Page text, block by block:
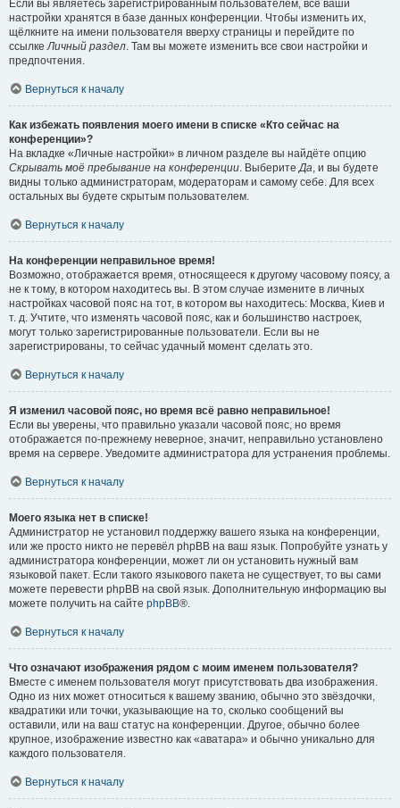
Если вы являетесь зарегистрированным пользователем, все ваши
настройки хранятся в базе данных конференции. Чтобы изменить их,
щёлкните на имени пользователя вверху страницы и перейдите по
ссылкеЛичный раздел. Там вы можете изменить все свои настройки и
предпочтения.
Вернуться к началу
Как избежать появления моего имени в списке «Кто сейчас на
конференции»?
На вкладке «Личные настройки» в личном разделе вы найдёте опцию
Скрывать моё пребывание на конференции. ВыберитеДа, и вы будете
видны только администраторам, модераторам и самому себе. Для всех
остальных вы будете скрытым пользователем.
Вернуться к началу
На конференции неправильное время!
Возможно, отображается время, относящееся к другому часовому поясу, а
не к тому, в котором находитесь вы. В этом случае измените в личных
настройках часовой пояс на тот, в котором вы находитесь: Москва, Киев и
т. д. Учтите, что изменять часовой пояс, как и большинство настроек,
могут только зарегистрированные пользователи. Если вы не
зарегистрированы, то сейчас удачный момент сделать это.
Вернуться к началу
Я изменил часовой пояс, но время всё равно неправильное!
Если вы уверены, что правильно указали часовой пояс, но время
отображается по-прежнему неверное, значит, неправильно установлено
время на сервере. Уведомите администратора для устранения проблемы.
Вернуться к началу
Моего языка нет в списке!
Администратор не установил поддержку вашего языка на конференции,
или же просто никто не перевёл phpBB на ваш язык. Попробуйте узнать у
администратора конференции, может ли он установить нужный вам
языковой пакет. Если такого языкового пакета не существует, то вы сами
можете перевести phpBB на свой язык. Дополнительную информацию вы
можете получить на сайте phpBB®.
Вернуться к началу
Что означают изображения рядом с моим именем пользователя?
Вместе с именем пользователя могут присутствовать два изображения.
Одно из них может относиться к вашему званию, обычно это звёздочки,
квадратики или точки, указывающие на то, сколько сообщений вы
оставили, или на ваш статус на конференции. Другое, обычно более
крупное, изображение известно как «аватара» и обычно уникально для
каждого пользователя.
Вернуться к началу